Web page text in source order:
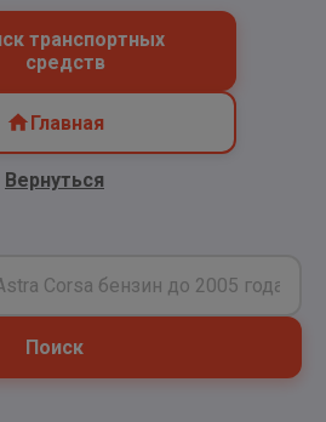
транспортных
средств
Главная
Вернуться
Поиск